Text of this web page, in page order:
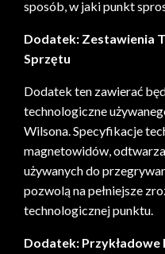
sposób, w jaki punkt
Dodatek: Zestawienia
Sprzętu
Dodatek ten zawierać
technologiczne
Wilsona. Specyfikacje
magnetowidów,
używanych do
pozwolą na pełniejsze
technologicznej punktu.
Dodatek: